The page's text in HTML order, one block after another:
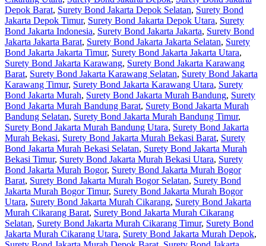
Depok Barat, Surety Bond Jakarta Depok Selatan, Surety Bond
Jakarta Depok Timur, Surety Bond Jakarta Depok Utara, Surety
Bond Jakarta Indonesia, Surety Bond Jakarta Jakarta, Surety Bond
Jakarta Jakarta Barat, Surety Bond Jakarta Jakarta Selatan, Surety
Bond Jakarta Jakarta Timur, Surety Bond Jakarta Jakarta Utara,
Surety Bond Jakarta Karawang, Surety Bond Jakarta Karawang
Barat, Surety Bond Jakarta Karawang Selatan, Surety Bond Jakarta
Karawang Timur, Surety Bond Jakarta Karawang Utara, Surety
Bond Jakarta Murah, Surety Bond Jakarta Murah Bandung, Surety
Bond Jakarta Murah Bandung Barat, Surety Bond Jakarta Murah
Bandung Selatan, Surety Bond Jakarta Murah Bandung Timur,
Surety Bond Jakarta Murah Bandung Utara, Surety Bond Jakarta
Murah Bekasi, Surety Bond Jakarta Murah Bekasi Barat, Surety
Bond Jakarta Murah Bekasi Selatan, Surety Bond Jakarta Murah
Bekasi Timur, Surety Bond Jakarta Murah Bekasi Utara, Surety
Bond Jakarta Murah Bogor, Surety Bond Jakarta Murah Bogor
Barat, Surety Bond Jakarta Murah Bogor Selatan, Surety Bond
Jakarta Murah Bogor Timur, Surety Bond Jakarta Murah Bogor
Utara, Surety Bond Jakarta Murah Cikarang, Surety Bond Jakarta
Murah Cikarang Barat, Surety Bond Jakarta Murah Cikarang
Selatan, Surety Bond Jakarta Murah Cikarang Timur, Surety Bond
Jakarta Murah Cikarang Utara, Surety Bond Jakarta Murah Depok,